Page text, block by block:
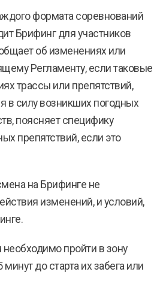
формата соревнований
Брифинг для участников
об изменениях или
Регламенту, если таковые
трассы или препятствий,
в силу возникших погодных
поясняет специфику
препятствий, если это
на Брифинге не
изменений, и условий,
необходимо пройти в зону
до старта их забега или